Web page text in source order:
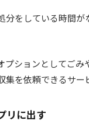
分をしている時間
ションとしてご
集を依頼できるサ
リに出す